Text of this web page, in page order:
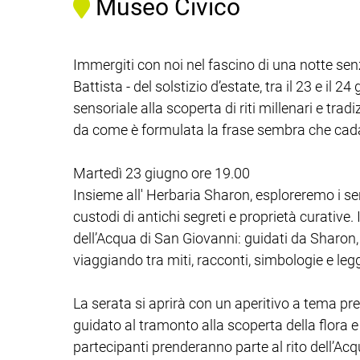
Museo Civico
Immergiti con noi nel fascino di una notte
Battista - del solstizio d’estate, tra il 23 e il
sensoriale alla scoperta di riti millenari e
da come è formulata la frase sembra che
Martedì 23 giugno ore 19.00
Insieme all' Herbaria Sharon, esploreremo i
custodi di antichi segreti e proprietà
dell’Acqua di San Giovanni: guidati da
viaggiando tra miti, racconti, simbologie e
La serata si aprirà con un aperitivo a tema
guidato al tramonto alla scoperta della flora
partecipanti prenderanno parte al rito